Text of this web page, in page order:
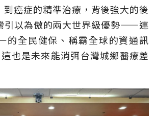
到癌症的精準治療，背後強大的後
引以為傲的兩大世界級優勢——連
的全民健保、稱霸全球的資通訊
這也是未來能消弭台灣城鄉醫療差